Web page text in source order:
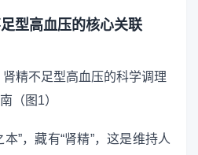
型高血压的核心关联
”，藏有“肾精”，这是维持人